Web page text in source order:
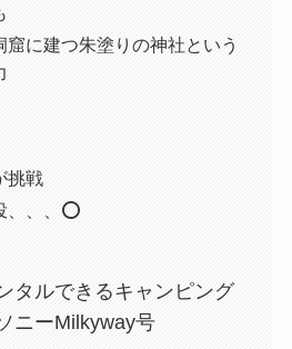
に建つ朱塗りの神社という
挑戦
、、、⭕️
タルできるキャンピング
ニーMilkyway号